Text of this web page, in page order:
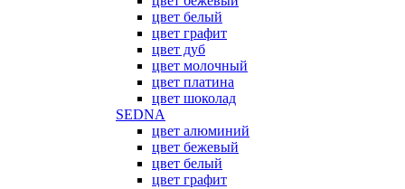
цвет белый
цвет графит
цвет дуб
цвет молочный
цвет платина
цвет шоколад
SEDNA
цвет алюминий
цвет бежевый
цвет белый
цвет графит